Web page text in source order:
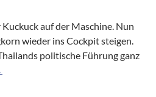
auf der Maschine. Nun
wieder ins Cockpit steigen.
politische Führung ganz
Rechnungen: Thailands Prinz löst